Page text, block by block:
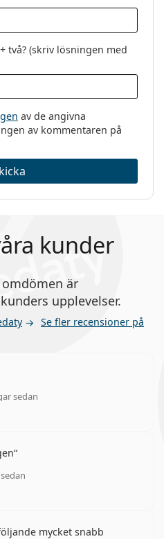
två? (skriv lösningen med
av de angivna
av kommentaren på
kunder
omdömen är
upplevelser.
Se fler recensioner på
sedan
5 av 5
5 av 5
mycket snabb